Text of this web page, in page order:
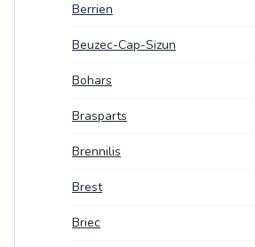
Berrien
Beuzec-Cap-Sizun
Bohars
Brasparts
Brennilis
Brest
Briec